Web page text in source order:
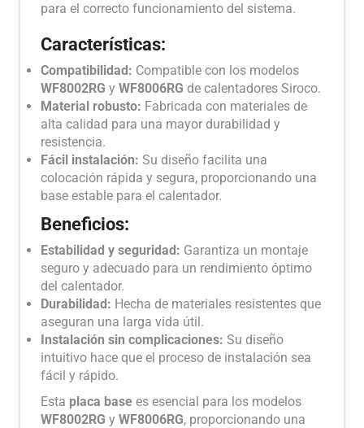
para el correcto funcionamiento del sistema.
Características:
Compatibilidad: Compatible con los modelos
WF8002RG y WF8006RG de calentadores Siroco.
Material robusto: Fabricada con materiales de
alta calidad para una mayor durabilidad y
resistencia.
Fácil instalación: Su diseño facilita una
colocación rápida y segura, proporcionando una
base estable para el calentador.
Beneficios:
Estabilidad y seguridad: Garantiza un montaje
seguro y adecuado para un rendimiento óptimo
del calentador.
Durabilidad: Hecha de materiales resistentes que
aseguran una larga vida útil.
Instalación sin complicaciones: Su diseño
intuitivo hace que el proceso de instalación sea
fácil y rápido.
Esta placa base es esencial para los modelos
WF8002RG y WF8006RG, proporcionando una